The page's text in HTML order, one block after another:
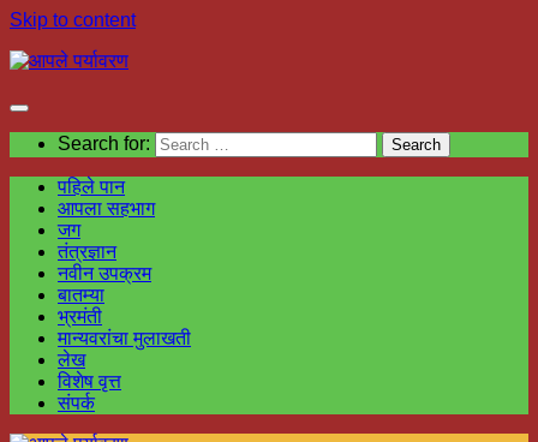
Skip to content
Search for:
पहिले पान
आपला सहभाग
जग
तंत्रज्ञान
नवीन उपक्रम
बातम्या
भ्रमंती
मान्यवरांचा मुलाखती
लेख
विशेष वृत्त
संपर्क